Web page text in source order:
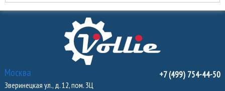
Москва
Зверинецкая ул., д. 12, пом. 3Ц
+7 (499) 754-44-50